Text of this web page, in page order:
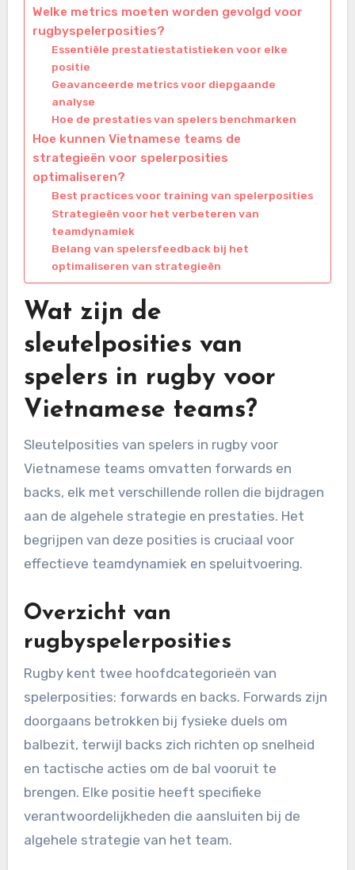
Welke metrics moeten worden gevolgd voor
rugbyspelerposities?
Essentiële prestatiestatistieken voor elke
positie
Geavanceerde metrics voor diepgaande
analyse
Hoe de prestaties van spelers benchmarken
Hoe kunnen Vietnamese teams de
strategieën voor spelerposities
optimaliseren?
Best practices voor training van spelerposities
Strategieën voor het verbeteren van
teamdynamiek
Belang van spelersfeedback bij het
optimaliseren van strategieën
Wat zijn de
sleutelposities van
spelers in rugby voor
Vietnamese teams?
Sleutelposities van spelers in rugby voor
Vietnamese teams omvatten forwards en
backs, elk met verschillende rollen die bijdragen
aan de algehele strategie en prestaties. Het
begrijpen van deze posities is cruciaal voor
effectieve teamdynamiek en speluitvoering.
Overzicht van
rugbyspelerposities
Rugby kent twee hoofdcategorieën van
spelerposities: forwards en backs. Forwards zijn
doorgaans betrokken bij fysieke duels om
balbezit, terwijl backs zich richten op snelheid
en tactische acties om de bal vooruit te
brengen. Elke positie heeft specifieke
verantwoordelijkheden die aansluiten bij de
algehele strategie van het team.